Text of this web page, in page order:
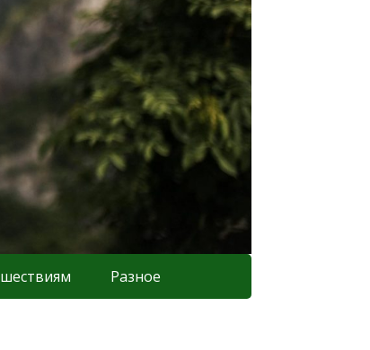
Разное